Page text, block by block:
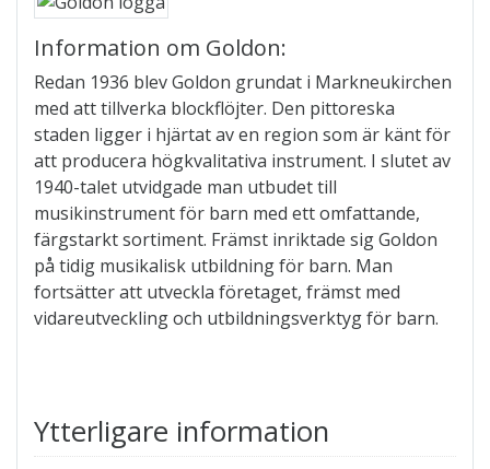
Information om Goldon:
Redan 1936 blev Goldon grundat i Markneukirchen
med att tillverka blockflöjter. Den pittoreska
staden ligger i hjärtat av en region som är känt för
att producera högkvalitativa instrument. I slutet av
1940-talet utvidgade man utbudet till
musikinstrument för barn med ett omfattande,
färgstarkt sortiment. Främst inriktade sig Goldon
på tidig musikalisk utbildning för barn. Man
fortsätter att utveckla företaget, främst med
vidareutveckling och utbildningsverktyg för barn.
Ytterligare information